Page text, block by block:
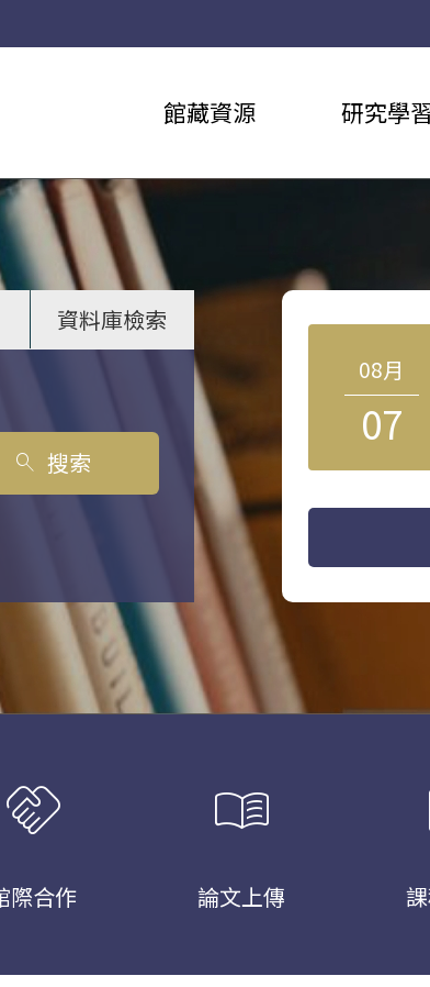
館藏資源 研究學習
資料庫檢索
search 搜索
08月
07
handshake
際合作
menu_book
論文上傳